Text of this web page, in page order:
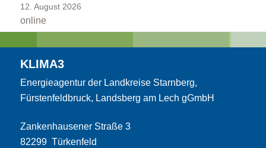
Kommunale Energie- und Wärmeplanung
12. August 2026
online
KLIMA3
Energieagentur der Landkreise Starnberg,
Fürstenfeldbruck, Landsberg am Lech gGmbH
Zankenhausener Straße 3
82299 Türkenfeld